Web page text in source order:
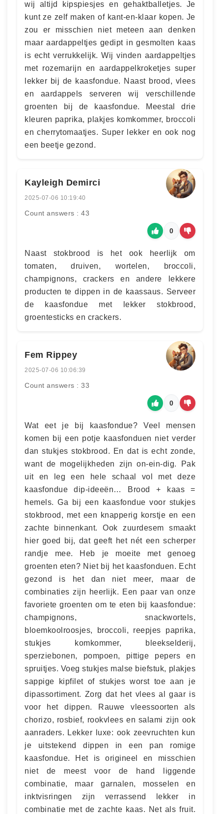
wij altijd kipspiesjes en gehaktballetjes. Je
kunt ze zelf maken of kant-en-klaar kopen. Je
zou er misschien niet meteen aan denken
maar aardappeltjes gedipt in gesmolten kaas
is echt verrukkelijk. Wij vinden aardappeltjes
met rozemarijn en aardappelkroketjes super
lekker bij de kaasfondue. Naast brood, vlees
en aardappels serveren wij verschillende
groenten bij de kaasfondue. Meestal drie
kleuren paprika, plakjes komkommer, broccoli
en cherrytomaatjes. Super lekker en ook nog
een beetje gezond.
Kayleigh Demirci
2025-07-06 10:19:40
Count answers : 43
0
Naast stokbrood is het ook heerlijk om
tomaten, druiven, wortelen, broccoli,
champignons, crackers en andere lekkere
producten te dippen in de kaassaus. Serveer
de kaasfondue met lekker stokbrood,
groentesticks en crackers.
Fem Rippey
2025-07-06 10:06:39
Count answers : 33
0
Wat eet je bij kaasfondue? Veel mensen
komen bij een potje kaasfonduen niet verder
dan stukjes stokbrood. En dat is echt zonde,
want de mogelijkheden zijn on-ein-dig. Pak
uit en leg een hele schaal vol met deze
kaasfondue dip-ideeën… Brood + kaas =
hemels. Ga bij een kaasfondue voor stukjes
stokbrood, met een knapperig korstje en een
zachte binnenkant. Ook zuurdesem smaakt
hier goed bij, dat geeft het nét een scherper
randje mee. Heb je moeite met genoeg
groenten eten? Niet bij het kaasfonduen. Echt
gezond is het dan niet meer, maar de
combinaties zijn heerlijk. Een paar van onze
favoriete groenten om te eten bij kaasfondue:
champignons, snackwortels,
bloemkoolroosjes, broccoli, reepjes paprika,
stukjes komkommer, bleekselderij,
sperziebonen, pompoen, pittige pepers en
spruitjes. Voeg stukjes malse biefstuk, plakjes
sappige kipfilet of stukjes worst toe aan je
dipassortiment. Zorg dat het vlees al gaar is
voor het dippen. Rauwe vleessoorten als
chorizo, rosbief, rookvlees en salami zijn ook
aanraders. Lekker luxe: ook zeevruchten kun
je uitstekend dippen in een pan romige
kaasfondue. Het is origineel en misschien
niet de meest voor de hand liggende
combinatie, maar garnalen, mosselen en
inktvisringen zijn verrassend lekker in
combinatie met de zachte kaas. Net als fruit.